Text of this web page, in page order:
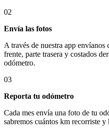
02
Envía las fotos
A través de nuestra app
frente, parte trasera y costados
odómetro.
03
Reporta tu odómetro
Cada mes envía una foto de tu
sabremos cuántos km recorriste